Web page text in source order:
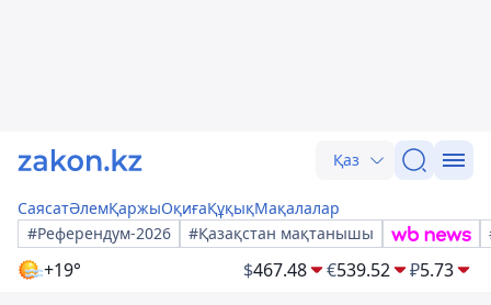
Қаз
СаясатӘлемҚаржыОқиғаҚұқықМақалалар
#Референдум-2026
#Қазақстан мақтанышы
+19° $467.48 €539.52 ₽5.73